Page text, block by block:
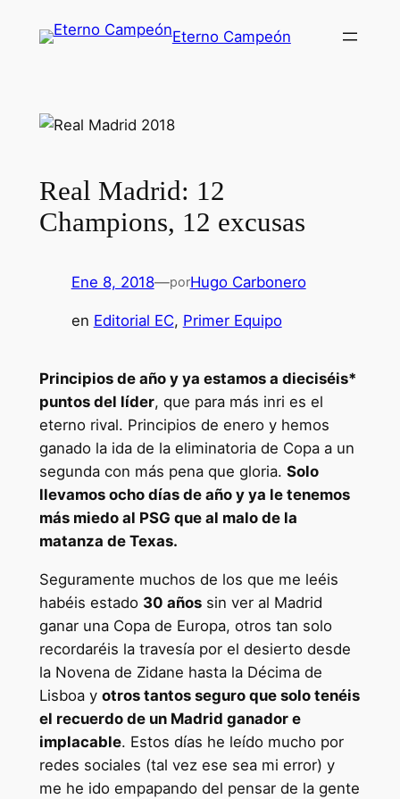
Eterno Campeón
Real Madrid: 12
Champions, 12 excusas
Ene 8, 2018—porHugo Carbonero
en Editorial EC, Primer Equipo
Principios de año y ya estamos a dieciséis*
puntos del líder, que para más inri es el
eterno rival. Principios de enero y hemos
ganado la ida de la eliminatoria de Copa a un
segunda con más pena que gloria. Solo
llevamos ocho días de año y ya le tenemos
más miedo al PSG que al malo de la
matanza de Texas.
Seguramente muchos de los que me leéis
habéis estado 30 añossin ver al Madrid
ganar una Copa de Europa, otros tan solo
recordaréis la travesía por el desierto desde
la Novena de Zidane hasta la Décima de
Lisboa y otros tantos seguro que solo tenéis
el recuerdo de un Madrid ganador e
implacable. Estos días he leído mucho por
redes sociales (tal vez ese sea mi error) y
me he ido empapando del pensar de la gente